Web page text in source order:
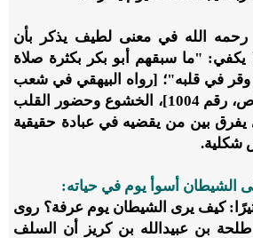
الله في معنى لطيف يذكر بأن
يكفي: "ما سبقهم أبو بكر بكثرة صلاة
في قلبه"؛ [رواه البيهقي في شعب
الإيمان، باب في الإخلاص، رقم 1004]، الخشوع وحضور القلب
بين من يقضيه في عبادة حقيقية
شكلية.
الشيطان أسوأ يوم في حياته:
كيف يرى الشيطان يوم عرفة؟ روى
بن عبيدالله بن كريز أن السلف